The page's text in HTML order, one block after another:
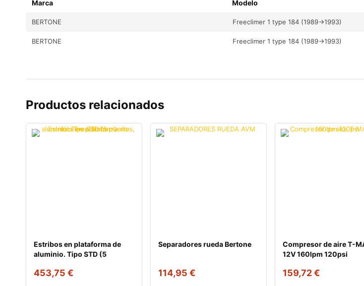
BERTONE Freeclimer 1 type 184 (1989->1993)
BERTONE Freeclimer 1 type 184 (1989->1993)
Productos relacionados
Estribos en plataforma de
aluminio. Tipo STD (5
453,75 €
Separadores rueda Bertone
114,95€
Compresor de aire T-
12V 160lpm 120psi
159,72€